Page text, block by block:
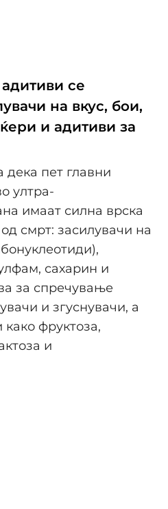
се
на вкус, бои,
и адитиви за
дека пет главни
ултра-
имаат силна врска
смрт: засилувачи на
сахарин и
за спречување
и згуснувачи, а
фруктоза,
и